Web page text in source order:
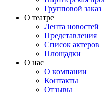
Групповой заказ
О театре
Лента новостей
Представления
Список актеров
Площадки
О нас
О компании
Контакты
Отзывы